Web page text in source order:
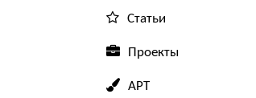
Статьи
Проекты
АРТ